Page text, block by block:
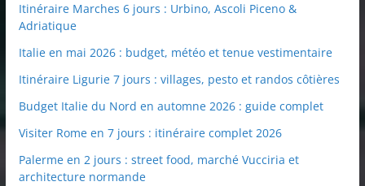
Itinéraire Marches 6 jours : Urbino, Ascoli Piceno &
Adriatique
Italie en mai 2026 : budget, météo et tenue vestimentaire
Itinéraire Ligurie 7 jours : villages, pesto et randos côtières
Budget Italie du Nord en automne 2026 : guide complet
Visiter Rome en 7 jours : itinéraire complet 2026
Palerme en 2 jours : street food, marché Vucciria et
architecture normande